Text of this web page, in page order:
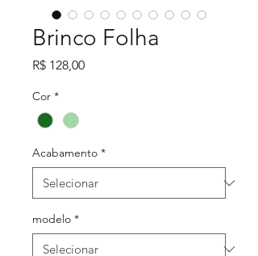
Brinco Folha
R$ 128,00Preço
Cor *
Acabamento *
modelo *